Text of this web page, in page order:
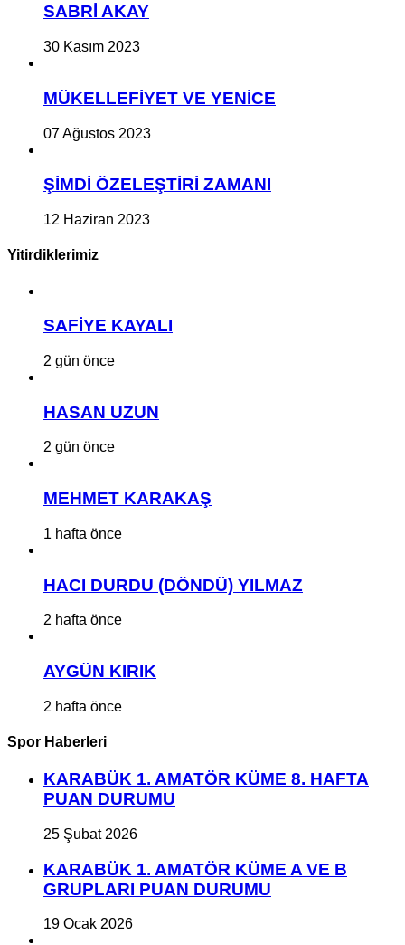
SABRİ AKAY
30 Kasım 2023
MÜKELLEFİYET VE YENİCE
07 Ağustos 2023
ŞİMDİ ÖZELEŞTİRİ ZAMANI
12 Haziran 2023
Yitirdiklerimiz
SAFİYE KAYALI
2 gün önce
HASAN UZUN
2 gün önce
MEHMET KARAKAŞ
1 hafta önce
HACI DURDU (DÖNDÜ) YILMAZ
2 hafta önce
AYGÜN KIRIK
2 hafta önce
Spor Haberleri
KARABÜK 1. AMATÖR KÜME 8. HAFTA
PUAN DURUMU
25 Şubat 2026
KARABÜK 1. AMATÖR KÜME A VE B
GRUPLARI PUAN DURUMU
19 Ocak 2026